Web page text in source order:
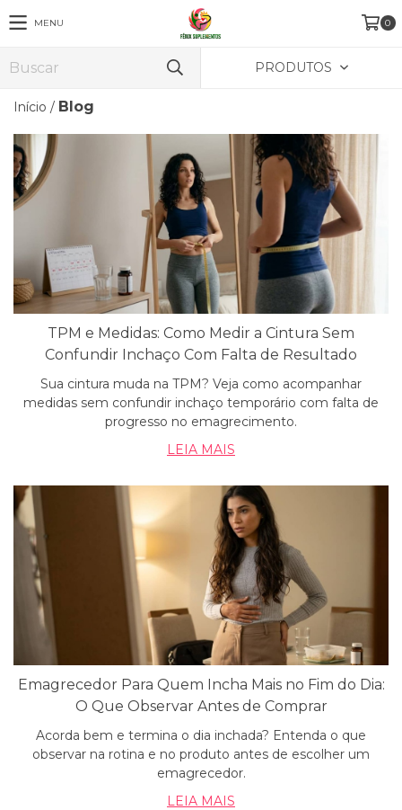
MENU 0
PRODUTOS
Início / Blog
TPM e Medidas: Como Medir a Cintura Sem
Confundir Inchaço Com Falta de Resultado
Sua cintura muda na TPM? Veja como acompanhar
medidas sem confundir inchaço temporário com falta de
progresso no emagrecimento.
LEIA MAIS
Emagrecedor Para Quem Incha Mais no Fim do Dia:
O Que Observar Antes de Comprar
Acorda bem e termina o dia inchada? Entenda o que
observar na rotina e no produto antes de escolher um
emagrecedor.
LEIA MAIS